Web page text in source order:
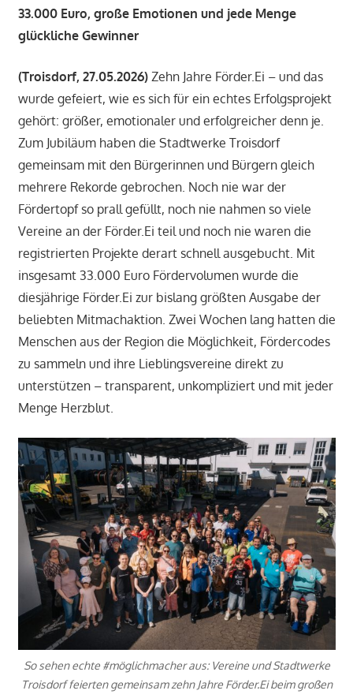
33.000 Euro, große Emotionen und jede Menge
glückliche Gewinner
(Troisdorf, 27.05.2026) Zehn Jahre Förder.Ei – und das
wurde gefeiert, wie es sich für ein echtes Erfolgsprojekt
gehört: größer, emotionaler und erfolgreicher denn je.
Zum Jubiläum haben die Stadtwerke Troisdorf
gemeinsam mit den Bürgerinnen und Bürgern gleich
mehrere Rekorde gebrochen. Noch nie war der
Fördertopf so prall gefüllt, noch nie nahmen so viele
Vereine an der Förder.Ei teil und noch nie waren die
registrierten Projekte derart schnell ausgebucht. Mit
insgesamt 33.000 Euro Fördervolumen wurde die
diesjährige Förder.Ei zur bislang größten Ausgabe der
beliebten Mitmachaktion. Zwei Wochen lang hatten die
Menschen aus der Region die Möglichkeit, Fördercodes
zu sammeln und ihre Lieblingsvereine direkt zu
unterstützen – transparent, unkompliziert und mit jeder
Menge Herzblut.
So sehen echte #möglichmacher aus: Vereine und Stadtwerke
Troisdorf feierten gemeinsam zehn Jahre Förder.Ei beim großen